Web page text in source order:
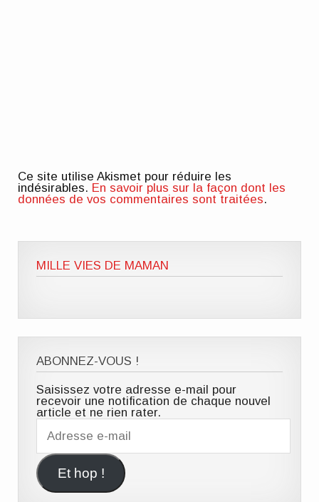
Ce site utilise Akismet pour réduire les
indésirables. En savoir plus sur la façon dont les
données de vos commentaires sont traitées.
MILLE VIES DE MAMAN
ABONNEZ-VOUS !
Saisissez votre adresse e-mail pour
recevoir une notification de chaque nouvel
article et ne rien rater.
Adresse
Et hop !